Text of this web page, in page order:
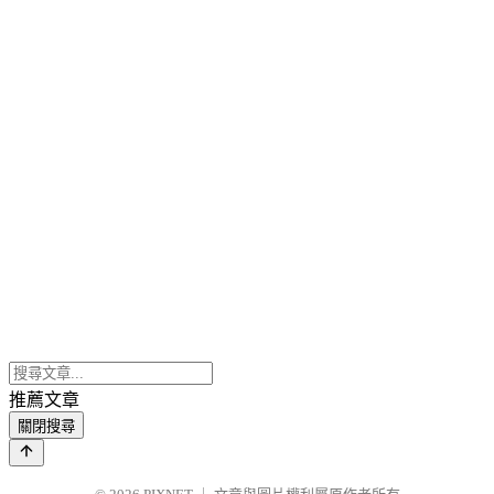
推薦文章
關閉搜尋